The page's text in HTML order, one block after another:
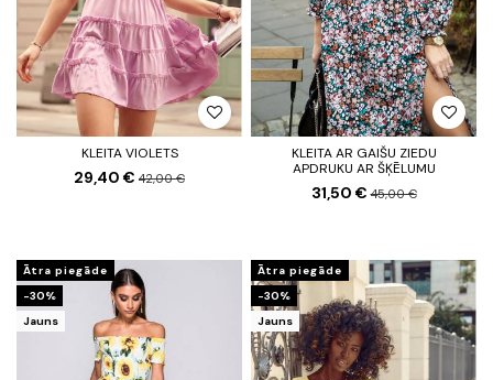
KLEITA VIOLETS
29,40 € 42,00 €
KLEITA AR GAIŠU ZIEDU
APDRUKU AR ŠĶĒLUMU
31,50 €45,00 €
Ātra piegāde
-30%
Jauns
Ātra piegāde
-30%
Jauns